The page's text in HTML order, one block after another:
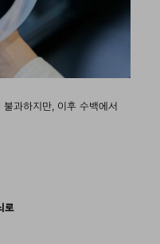
과하지만, 이후 수백에서
로